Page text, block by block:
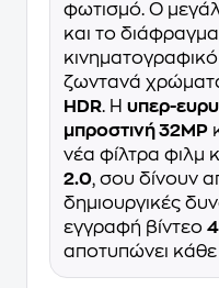
φωτισμό. Ο
και το
ζωντανά
HDR. Η υπερ-
μπροστινή 32MP
νέα φίλτρα φιλμ
2.0, σου δίνουν
δημιουργικές
εγγραφή βίντεο
αποτυπώνει